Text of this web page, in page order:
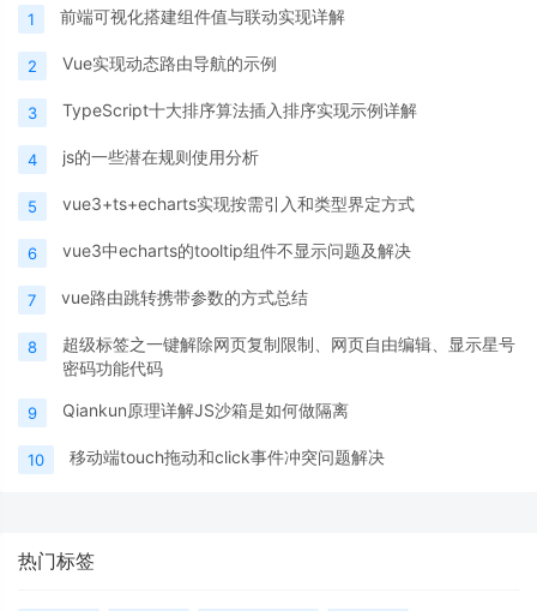
1 前端可视化搭建组件值与联动实现详解
2 Vue实现动态路由导航的示例
3 TypeScript十大排序算法插入排序实现示例详解
4 js的一些潜在规则使用分析
5 vue3+ts+echarts实现按需引入和类型界定方式
6 vue3中echarts的tooltip组件不显示问题及解决
7 vue路由跳转携带参数的方式总结
8
超级标签之一键解除网页复制限制、网页自由编辑、显示星号
密码功能代码
9 Qiankun原理详解JS沙箱是如何做隔离
10 移动端touch拖动和click事件冲突问题解决
热门标签